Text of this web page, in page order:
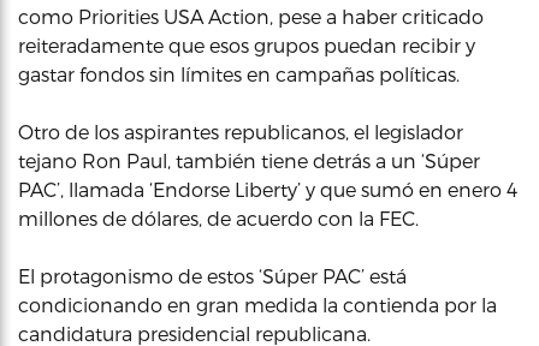
como Priorities USA Action, pese a haber criticado
reiteradamente que esos grupos puedan recibir y
gastar fondos sin límites en campañas políticas.
Otro de los aspirantes republicanos, el legislador
tejano Ron Paul, también tiene detrás a un ‘Súper
PAC’, llamada ‘Endorse Liberty’ y que sumó en enero 4
millones de dólares, de acuerdo con la FEC.
El protagonismo de estos ‘Súper PAC’ está
condicionando en gran medida la contienda por la
candidatura presidencial republicana.